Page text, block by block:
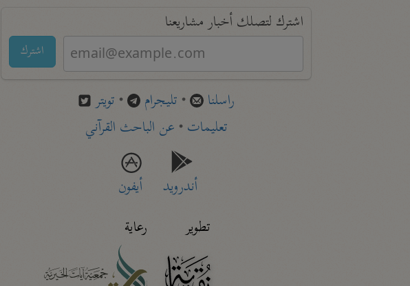
اشترك لتصلك أخبار مشاريعنا
اشترك
راسلنا • تليجرام • تويتر
تعليمات• عن الباحث القرآني
أندرويد
أيفون
تطوير
رعاية